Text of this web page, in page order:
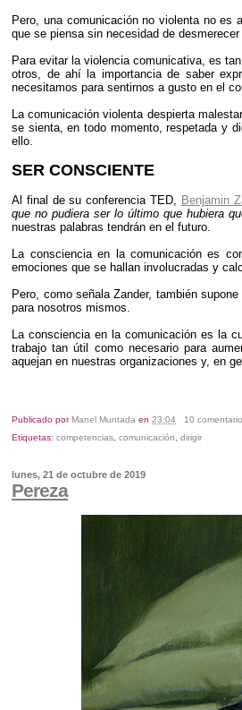
Pero, una comunicación no violenta no es
que se piensa sin necesidad de
Para evitar la violencia comunicativa, es
otros, de ahí la importancia de saber
necesitamos para sentirnos a gusto en el
La comunicación violenta despierta
se sienta, en todo momento, respetada y
ello.
SER CONSCIENTE
Al final de su conferencia TED, Benjamin
que no pudiera ser lo último que hubiera
nuestras palabras tendrán en el futuro.
La consciencia en la comunicación es
emociones que se hallan involucradas y
Pero, como señala Zander, también
para nosotros mismos.
La consciencia en la comunicación es la
trabajo tan útil como necesario para
aquejan en nuestras organizaciones y, en
Publicado por Manel Muntada en23:04
10
Etiquetas:competencias ,comunicación ,dirigir
lunes, 21 de octubre de 2019
Pereza